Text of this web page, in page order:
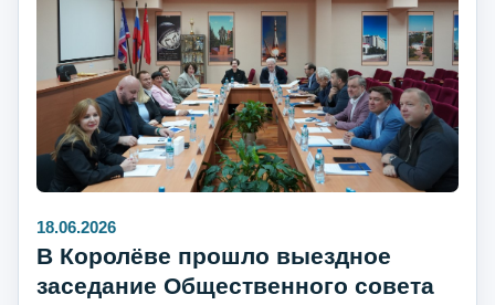
18.06.2026
В Королёве прошло выездное
заседание Общественного совета